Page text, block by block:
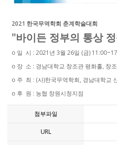
2021 한국무역학회 춘계학술대회
"바이든 정부의 통상
ο 일 시 : 2021년 3월 26일 (금)
ο 장 소 : 경남대학교 창조관 평화홀, 창
ο 주 최 : (사)한국무역학회, 경남대학교
ο 후 원 : 농협 창원시청지점
첨부파일
URL